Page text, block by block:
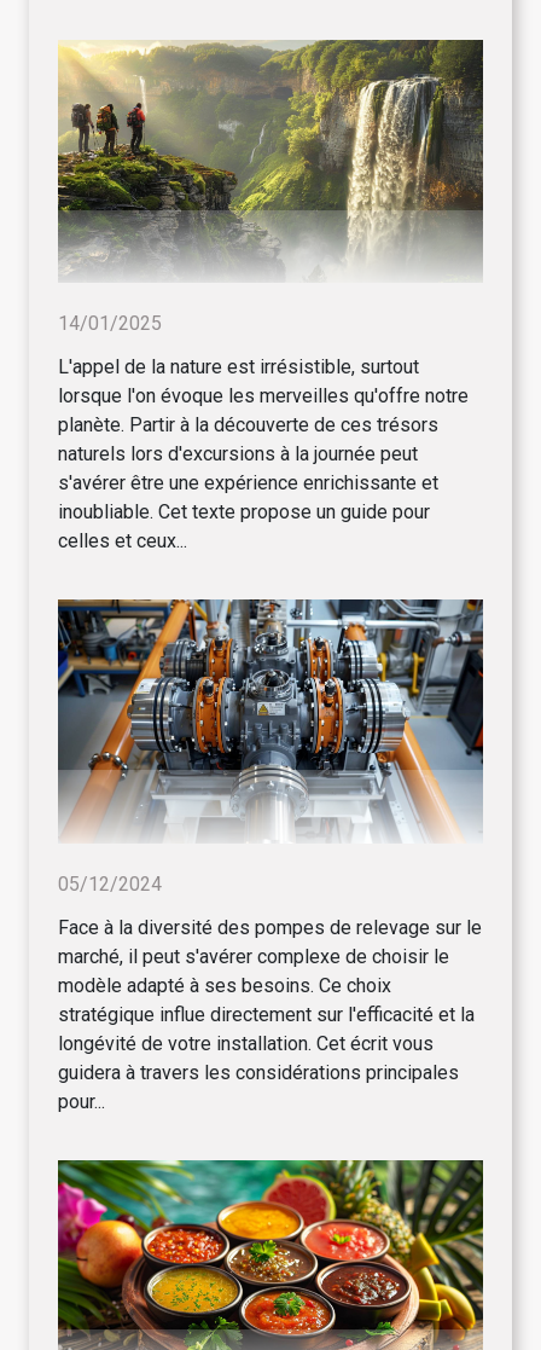
14/01/2025
L'appel de la nature est irrésistible, surtout
lorsque l'on évoque les merveilles qu'offre notre
planète. Partir à la découverte de ces trésors
naturels lors d'excursions à la journée peut
s'avérer être une expérience enrichissante et
inoubliable. Cet texte propose un guide pour
celles et ceux...
05/12/2024
Face à la diversité des pompes de relevage sur le
marché, il peut s'avérer complexe de choisir le
modèle adapté à ses besoins. Ce choix
stratégique influe directement sur l'efficacité et la
longévité de votre installation. Cet écrit vous
guidera à travers les considérations principales
pour...